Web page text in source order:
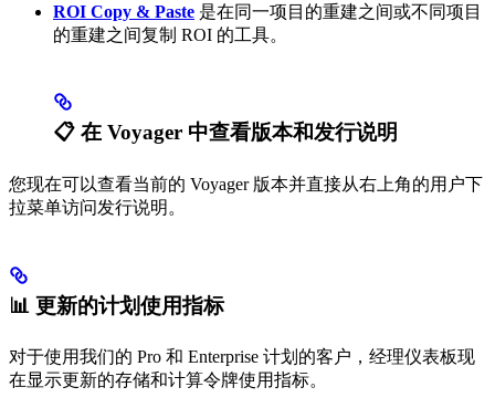
ROI Copy & Paste 是在同一项目的重建之间或不同项目
的重建之间复制 ROI 的工具。
📋 在 Voyager 中查看版本和发行说明
您现在可以查看当前的 Voyager 版本并直接从右上角的用户下
拉菜单访问发行说明。
📊 更新的计划使用指标
对于使用我们的 Pro 和 Enterprise 计划的客户，经理仪表板现
在显示更新的存储和计算令牌使用指标。